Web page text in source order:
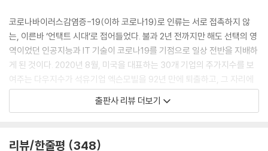
미래의 부 07_5G를 넘어 6G로, 세계 패권 전쟁
-버라이즌 vs AT&T
-화웨이의 몰락과 노키아의 기사회생
-6G 패권을 둘러싼 전쟁이 시작됐다
미래의 부 08_핵심은 ‘전기’가 아니라 ‘자율주행’이다
-그런데 왜 전기차에 열광하는 걸까?
살 수 있고 없고의 문제, 즉 생존의 문제다.
--- p.71
구글이 만드는 자율주행 자동차가 세상에 나오면 교통사고 발생률이 0%
에 가까운 수치로 떨어진다고 한다. 아니 미래로 갈 것도 없다. 우리는 지금
구글 검색창을 무료로 이용하면서 자료를 찾고 있지 않은가. 이런 점들을
생각하면 구글은 인류의 미래에 정말 필요한 기업이라고 판단할 수 있다.
즉 주식을 사는 것으로 응원할 수 있다. 이런 마음은 애플에도 적용할 수 있
가? 그 마음으로 주식을 사고 주주가 되는 것, 나는 그것을 투자라고 말한
코로나바이러스감염증-19(이하 코로나19)로 인류는 서로 접촉하지 않
는, 이른바 ‘언택트 시대’로 접어들었다. 불과 2년 전까지만 해도 선택의 영
역이었던 인공지능과 IT 기술이 코로나19를 기점으로 일상 전반을 지배하
게 된 것이다. 2020년 8월, 미국을 대표하는 30개 기업의 주가지수를 보
여주는 다우지수가 석유기업 엑슨모빌을 92년 만에 퇴출하고, 그 자리에
클라우드 기업 세일즈포스를 올린 것은 석유 경제로 대표되던 3차 산업혁
명 시대가 저물고 4차 산업혁명의 시대가 도래했음을 알린 상징적 사건이
출판사 리뷰 더보기
리뷰/한줄평 348